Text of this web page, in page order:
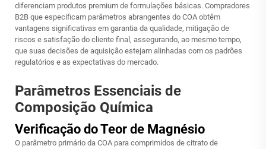
diferenciam produtos premium de formulações básicas. Compradores
B2B que especificam parâmetros abrangentes do COA obtêm
vantagens significativas em garantia da qualidade, mitigação de
riscos e satisfação do cliente final, assegurando, ao mesmo tempo,
que suas decisões de aquisição estejam alinhadas com os padrões
regulatórios e as expectativas do mercado.
Parâmetros Essenciais de
Composição Química
Verificação do Teor de Magnésio
O parâmetro primário da COA para comprimidos de citrato de